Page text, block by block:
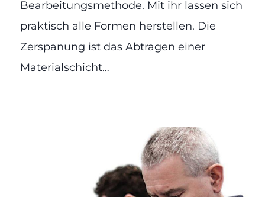
Bearbeitungsmethode. Mit ihr lassen sich
praktisch alle Formen herstellen. Die
Zerspanung ist das Abtragen einer
Materialschicht…